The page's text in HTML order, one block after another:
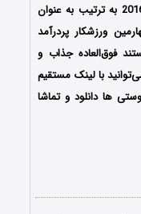
است؛ او در مجله فوربز از سال 2012 تا 2016 به ترتیب به عنوان
ورزشکار پردرآمد
فوق‌العاده جذاب و
با لینک مستقیم
ها دانلود و تماشا